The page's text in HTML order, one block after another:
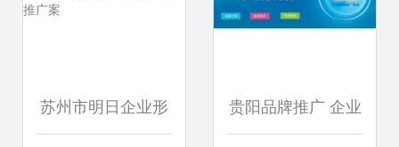
苏州市明日企业形 贵阳品牌推广 企业